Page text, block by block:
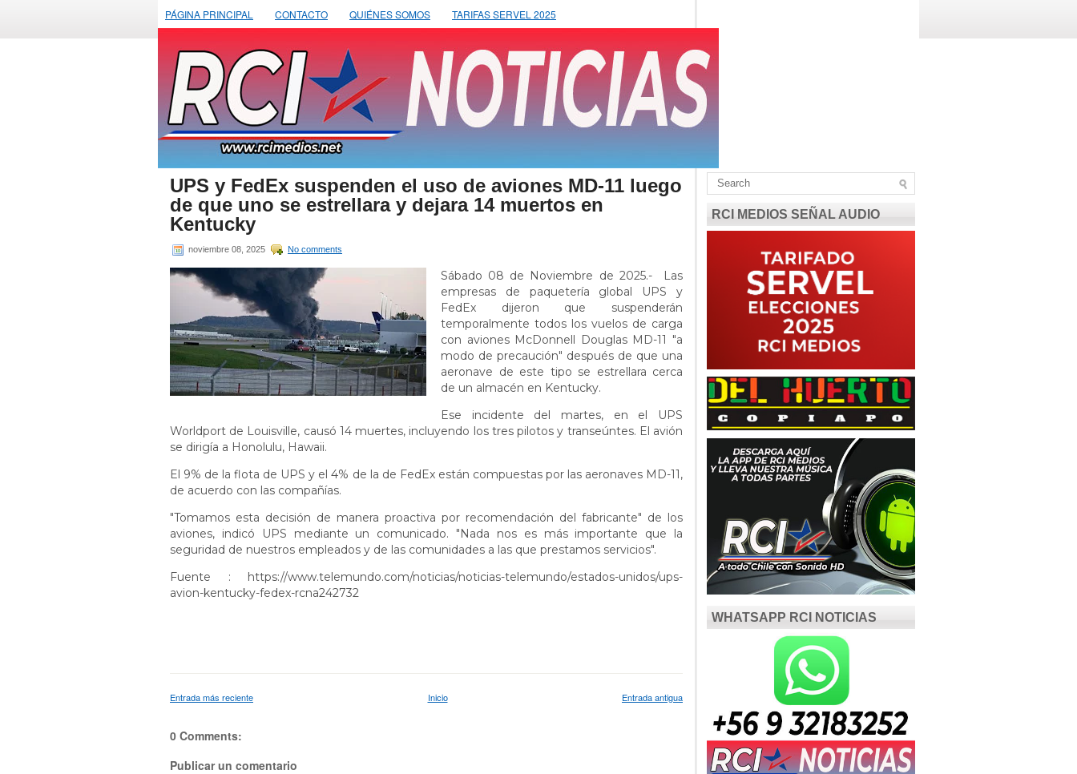
PÁGINA PRINCIPAL CONTACTO QUIÉNES SOMOS TARIFAS SERVEL 2025
UPS y FedEx suspenden el uso de aviones MD-11 luego
de que uno se estrellara y dejara 14 muertos en
Kentucky
noviembre 08, 2025 No comments
Sábado 08 de Noviembre de 2025.- Las
empresas de paquetería global UPS y
FedEx dijeron que suspenderán
temporalmente todos los vuelos de carga
con aviones McDonnell Douglas MD-11 "a
modo de precaución" después de que una
aeronave de este tipo se estrellara cerca
de un almacén en Kentucky.
Ese incidente del martes, en el UPS
Worldport de Louisville, causó 14 muertes, incluyendo los tres pilotos y transeúntes. El avión
se dirigía a Honolulu, Hawaii.
El 9% de la flota de UPS y el 4% de la de FedEx están compuestas por las aeronaves MD-11,
de acuerdo con las compañías.
"Tomamos esta decisión de manera proactiva por recomendación del fabricante" de los
aviones, indicó UPS mediante un comunicado. "Nada nos es más importante que la
seguridad de nuestros empleados y de las comunidades a las que prestamos servicios".
Fuente : https://www.telemundo.com/noticias/noticias-telemundo/estados-unidos/ups-
avion-kentucky-fedex-rcna242732
Entrada más reciente Entrada antigua
Inicio
0 Comments:
Publicar un comentario
RCI MEDIOS SEÑAL AUDIO
WHATSAPP RCI NOTICIAS